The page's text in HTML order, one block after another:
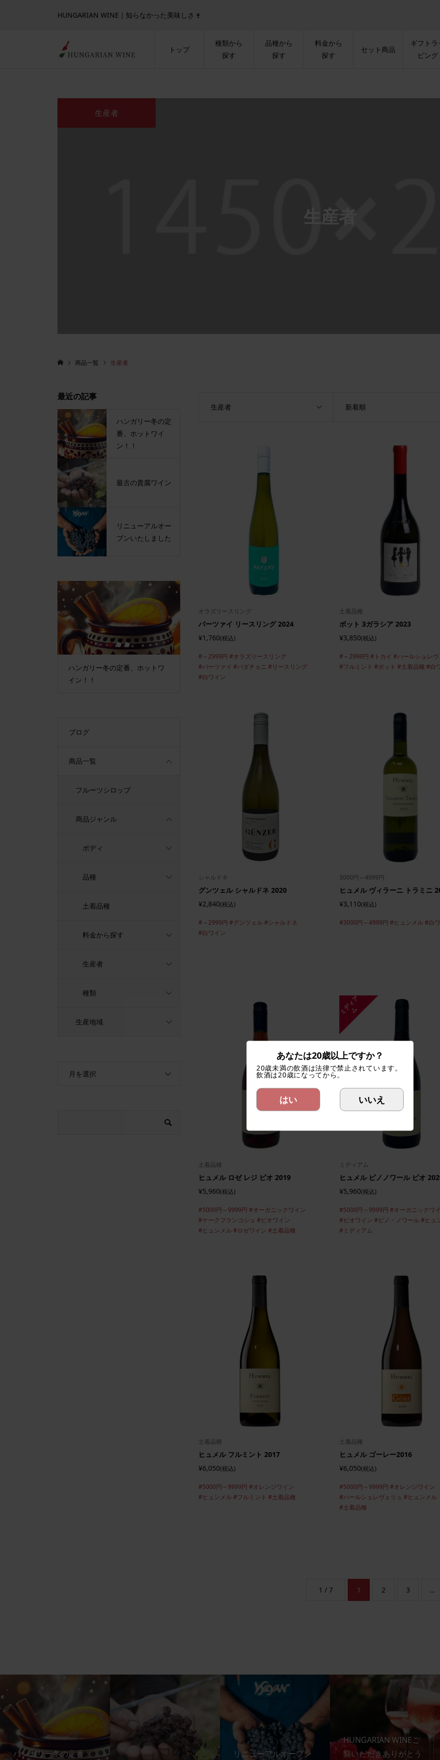
HUNGARIAN WINE｜知らなかった美味しさ🍷
トップ
種類から
探す
品種から
探す
料金から
探す
セット商品
ギフトラ
ピング
生産者
生産者
商品一覧 生産者
生産者 新着順
オラズリースリング
パーツァイ リースリング 2024
¥1,760(税込)
#～2999円 #オラズリースリング
#パーツァイ #バダチョニ #リースリング
#白ワイン
土着品種
ボット 3ガラシア 2023
¥3,850(税込)
#～2999円 #トカイ #ハールシュレヴ
#フルミント #ボット #土着品種 #白
シャルドネ
グンツェル シャルドネ 2020
¥2,840(税込)
#～2999円 #グンツェル#シャルドネ
#白ワイン
3000円～4999円
ヒュメル ヴィラーニ トラミニ
¥3,110(税込)
#3000円～4999円 #ヒュンメル#白
土着品種
ヒュメル ロゼ レジ ビオ 2019
¥5,960(税込)
#5000円～9999円 #オーガニックワイン
#ケークフランコシュ #ビオワイン
#ヒュンメル#ロゼワイン #土着品種
ミ
デ
ィ
ア
ム
ミディアム
ヒュメル ピノノワール ビオ
¥5,960(税込)
#5000円～9999円 #オーガニックワ
#ビオワイン #ピノ・ノワール#ヒュ
#ミディアム
土着品種
ヒュメル フルミント 2017
¥6,050(税込)
#5000円～9999円 #オレンジワイン
#ヒュンメル#フルミント #土着品種
土着品種
ヒュメル ゴーレー2016
¥6,050(税込)
#5000円～9999円 #オレンジワイン
#ハールシュレヴェリュ #ヒュンメル
#土着品種
1 / 7 1 2 3 …
最近の記事
ハンガリー冬の定
番、ホットワイ
ン！！
最古の貴腐ワイン
リニューアルオー
プンいたしました
ハンガリー冬の定番、ホットワ
イン！！
最古の貴腐ワイン
リニューアルオープンいたしま
1 2 3
ブログ
商品一覧
フルーツシロップ
商品ジャンル
ボディ
品種
土着品種
料金から探す
生産者
種類
生産地域
月を選択
ハンガリー冬の定番、 リニューアルオープン
HUNGARIAN WINEご
覧いただきありがとう
あなたは20歳以上ですか？
20歳未満の飲酒は法律で禁止されています。
飲酒は20歳になってから。
はい いいえ